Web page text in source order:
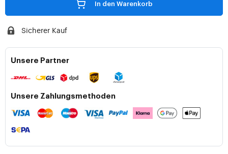
In den Warenkorb
Sicherer Kauf
Unsere Partner
Unsere Zahlungsmethoden